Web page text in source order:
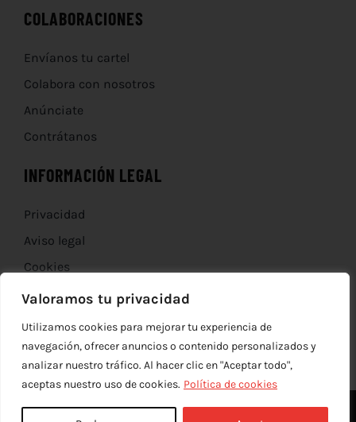
Valoramos tu privacidad
Utilizamos cookies para mejorar tu experiencia de
navegación, ofrecer anuncios o contenido personalizados y
analizar nuestro tráfico. Al hacer clic en "Aceptar todo",
aceptas nuestro uso de cookies. Política de cookies
COLABORACIONES
Envíanos tu cartel
Colabora con nosotros
Anúnciate
Contrátanos
INFORMACIÓN LEGAL
Privacidad
Aviso legal
Cookies
Devoluciones